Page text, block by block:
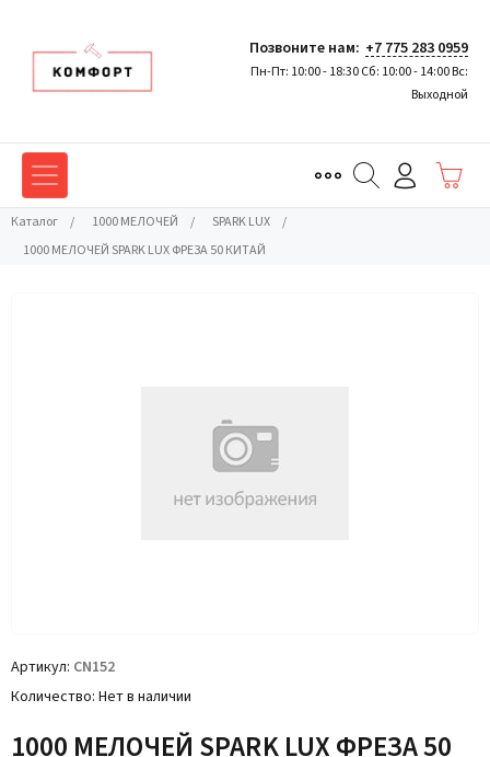
Позвоните нам: +7 775 283 0959
Пн-Пт: 10:00 - 18:30 Сб: 10:00 - 14:00 Вс:
Выходной
Каталог / 1000 МЕЛОЧЕЙ / SPARK LUX
/
1000 МЕЛОЧЕЙ SPARK LUX ФРЕЗА 50 КИТАЙ
Артикул CN152
Количество Нет в наличии
1000 МЕЛОЧЕЙ SPARK LUX ФРЕЗА 50